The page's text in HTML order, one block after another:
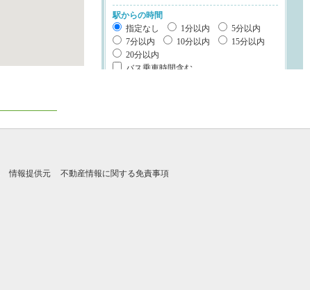
駅からの時間
指定なし
1分以内
5分以内
7分以内
10分以内
15分以内
20分以内
バス乗車時間含む
木造
平屋
情報提供元 不動産情報に関する免責事項